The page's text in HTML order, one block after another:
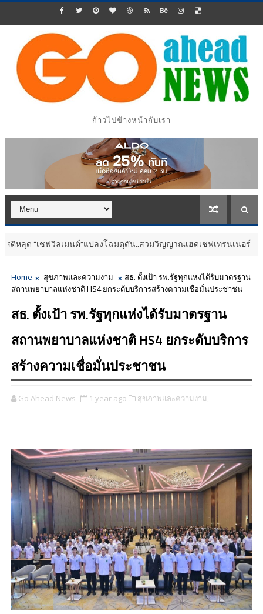
ก้าวไปข้างหน้ากับเรา
ลเมนต์”แปลงโฉมดุดัน..สวมวิญญาณเฮดเชฟเทรนเนอร์ ประชาสัมพันธ์
Home สุขภาพและความงาม
สธ. ตั้งเป้า รพ.รัฐทุกแห่งได้รับมาตรฐาน
สถานพยาบาลแห่งชาติ HS4 ยกระดับบริการสร้างความเชื่อมั่นประชาชน
สธ. ตั้งเป้า รพ.รัฐทุกแห่งได้รับมาตรฐาน
สถานพยาบาลแห่งชาติ HS4 ยกระดับบริการ
สร้างความเชื่อมั่นประชาชน
Go Ahead News 1 year ago สุขภาพและความงาม,